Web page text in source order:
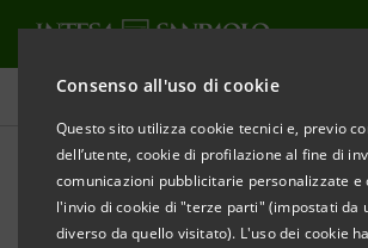
Consenso all'uso di cookie
Questo sito utilizza cookie tecnici e, previo
dell’utente, cookie di profilazione al fine di
comunicazioni pubblicitarie personalizzate e
l'invio di cookie di "terze parti" (impostati da
diverso da quello visitato). L'uso dei cookie
Tutti i progetti
SOCIALE